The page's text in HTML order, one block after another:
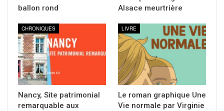
ballon rond
Alsace meurtrière
CHRONIQUES
Nancy, Site patrimonial
remarquable aux
LIVRE
Le roman graphique Une
Vie normale par Virginie